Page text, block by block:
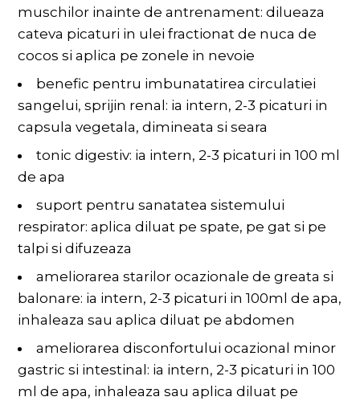
muschilor inainte de antrenament: dilueaza
cateva picaturi in ulei fractionat de nuca de
cocos si aplica pe zonele in nevoie
benefic pentru imbunatatirea circulatiei
sangelui, sprijin renal: ia intern, 2-3 picaturi in
capsula vegetala, dimineata si seara
tonic digestiv: ia intern, 2-3 picaturi in 100 ml
de apa
suport pentru sanatatea sistemului
respirator: aplica diluat pe spate, pe gat si pe
talpi si difuzeaza
ameliorarea starilor ocazionale de greata si
balonare: ia intern, 2-3 picaturi in 100ml de apa,
inhaleaza sau aplica diluat pe abdomen
ameliorarea disconfortului ocazional minor
gastric si intestinal: ia intern, 2-3 picaturi in 100
ml de apa, inhaleaza sau aplica diluat pe